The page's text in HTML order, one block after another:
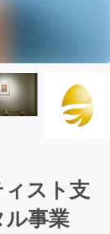
ィスト支
事業